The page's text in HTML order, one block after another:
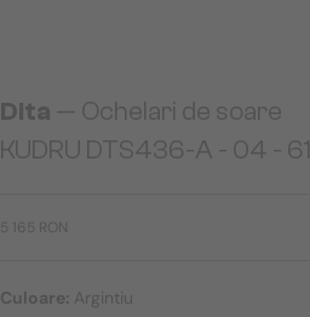
Dita — Ochelari de soare
KUDRU DTS436-A - 04 - 61
5 165 RON
Culoare: Argintiu